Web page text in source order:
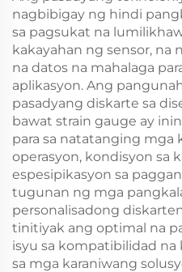
nagbibigay ng hindi
sa pagsukat na
kakayahan ng sensor,
na datos na mahalaga
aplikasyon. Ang
pasadyang diskarte sa
bawat strain gauge ay
para sa natatanging mga
operasyon, kondisyon sa
espesipikasyon sa
tugunan ng mga
personalisadong
tinitiyak ang optimal na
isyu sa kompatibilidad na
sa mga karaniwang